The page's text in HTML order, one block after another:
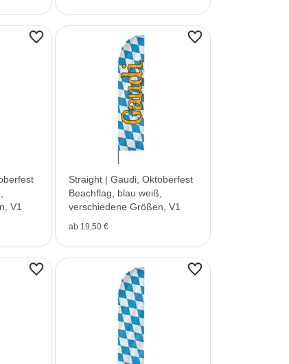
V1
Straight | Gaudi, Oktoberfest
Beachflag, blau weiß,
verschiedene Größen, V1
ab 19,50 €